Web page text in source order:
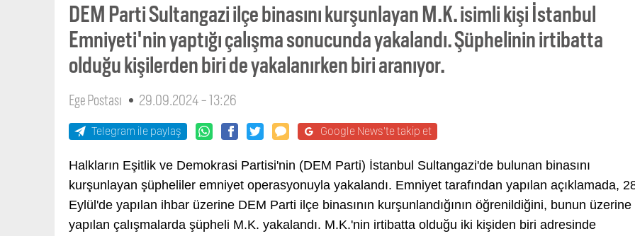
DEM Parti Sultangazi ilçe binasını kurşunlayan M.K. isimli kişi İstanbul
Emniyeti'nin yaptığı çalışma sonucunda yakalandı. Şüphelinin irtibatta
olduğu kişilerden biri de yakalanırken biri aranıyor.
Ege Postası 29.09.2024 - 13:26
Telegram ile paylaş Google News'te takip et
Halkların Eşitlik ve Demokrasi Partisi'nin (DEM Parti) İstanbul Sultangazi'de bulunan binasını
kurşunlayan şüpheliler emniyet operasyonuyla yakalandı. Emniyet tarafından yapılan açıklamada,
Eylül'de yapılan ihbar üzerine DEM Parti ilçe binasının kurşunlandığının öğrenildiğini, bunun üzerine
yapılan çalışmalarda şüpheli M.K. yakalandı. M.K.'nin irtibatta olduğu iki kişiden biri adresinde